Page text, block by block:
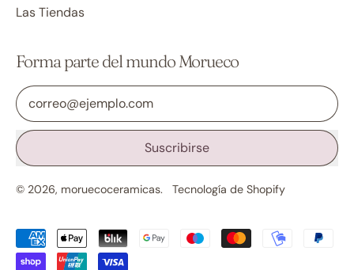
Las Tiendas
Forma parte del mundo Morueco
Dirección de correo electrónico
Suscribirse
© 2026, moruecoceramicas. Tecnología de Shopify
Pagos
aceptados